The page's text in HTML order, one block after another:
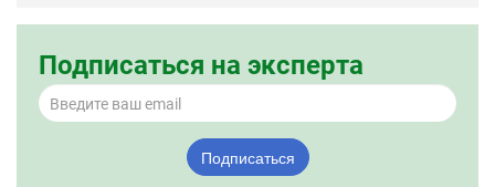
Подписаться на эксперта
Подписаться